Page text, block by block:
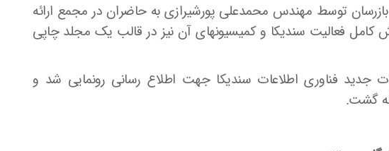
توسط مهندس محمدعلی پورشیرازی به حاضران در مجمع ارائه
کامل فعالیت سندیکا و کمیسیونهای آن نیز در قالب یک مجلد چاپی
جدید فناوری اطلاعات سندیکا جهت اطلاع رسانی رونمایی شد و
گشت.